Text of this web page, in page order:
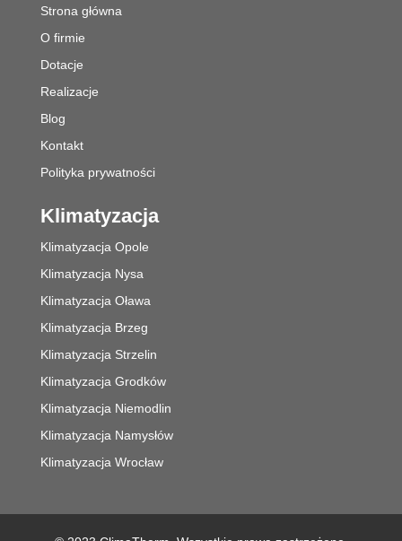
Strona główna
O firmie
Dotacje
Realizacje
Blog
Kontakt
Polityka prywatności
Klimatyzacja
Klimatyzacja Opole
Klimatyzacja Nysa
Klimatyzacja Oława
Klimatyzacja Brzeg
Klimatyzacja Strzelin
Klimatyzacja Grodków
Klimatyzacja Niemodlin
Klimatyzacja Namysłów
Klimatyzacja Wrocław